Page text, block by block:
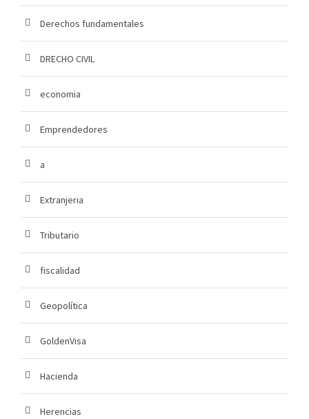
Derechos fundamentales
DRECHO CIVIL
economia
Emprendedores
a
Extranjeria
Tributario
fiscalidad
Geopolítica
GoldenVisa
Hacienda
Herencias